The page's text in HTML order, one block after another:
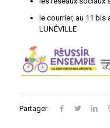
le courrier, au 11
LUNÉVILLE
Partager